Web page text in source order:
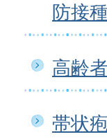
防接種
高齢
帯状